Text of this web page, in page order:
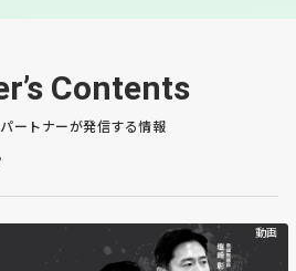
Contents
ートナーが発信する情報
動画